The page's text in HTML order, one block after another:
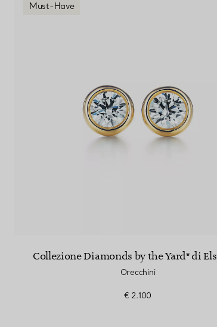
Must-Have
Orecchini
€ 2.100